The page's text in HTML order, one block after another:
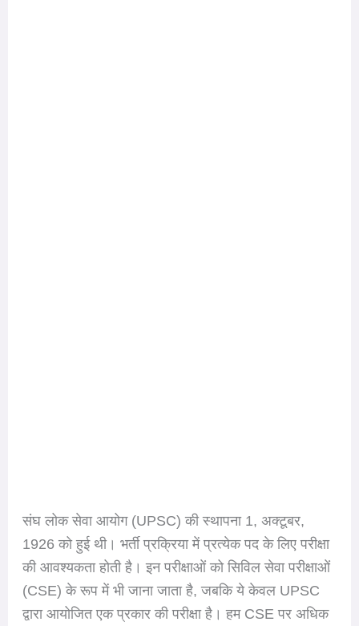
संघ लोक सेवा आयोग (UPSC) की स्थापना 1, अक्टूबर,
1926 को हुई थी। भर्ती प्रक्रिया में प्रत्येक पद के लिए परीक्षा
की आवश्यकता होती है। इन परीक्षाओं को सिविल सेवा परीक्षाओं
(CSE) के रूप में भी जाना जाता है, जबकि ये केवल UPSC
द्वारा आयोजित एक प्रकार की परीक्षा है। हम CSE पर अधिक